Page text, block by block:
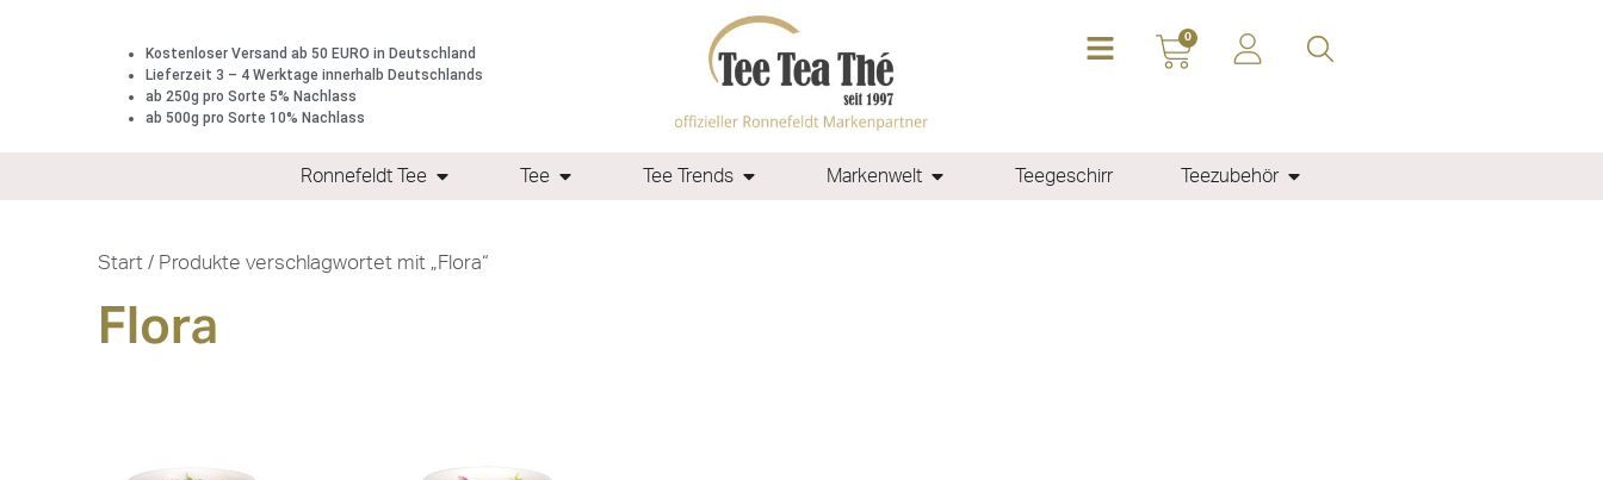
Kostenloser Versand ab 50 EURO in Deutschland
Lieferzeit 3 – 4 Werktage innerhalb Deutschlands
ab 250g pro Sorte 5% Nachlass
ab 500g pro Sorte 10% Nachlass
0
Ronnefeldt Tee Tee Tee Trends Markenwelt Teegeschirr Teezubehör
Start / Produkte verschlagwortet mit „Flora“
Flora